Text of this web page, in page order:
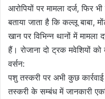
आरोपियों पर मामला दर्ज, फिर भी
बताया जाता है कि कल्लू बाबा,
खान पर विभिन्न थानों में मामला
हैं। रोजाना दो ट्रक मवेशियों को
वर्सन:
पशु तस्करी पर अभी कुछ
तस्करी के सम्बंध में जानकारी